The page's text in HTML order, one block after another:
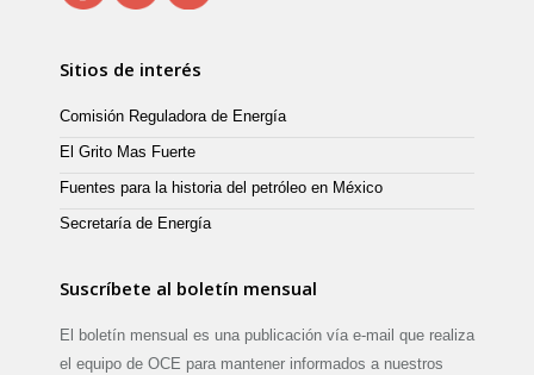
Sitios de interés
Comisión Reguladora de Energía
El Grito Mas Fuerte
Fuentes para la historia del petróleo en México
Secretaría de Energía
Suscríbete al boletín mensual
El boletín mensual es una publicación vía e-mail que realiza
el equipo de OCE para mantener informados a nuestros